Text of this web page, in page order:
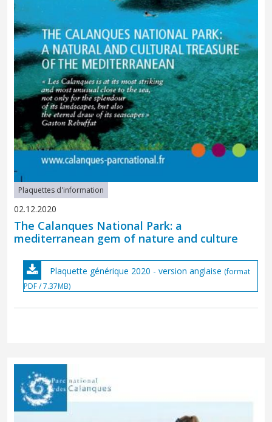
Plaquettes d'information
02.12.2020
The Calanques National Park: a
mediterranean gem of nature and culture
Plaquette générique 2020 - version anglaise (format
PDF / 7.37MB)